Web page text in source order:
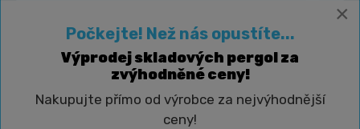
×
Počkejte! Než nás opustíte...
Výprodej skladových pergol za
zvýhodněné ceny!
Nakupujte přímo od výrobce za nejvýhodnější
ceny!